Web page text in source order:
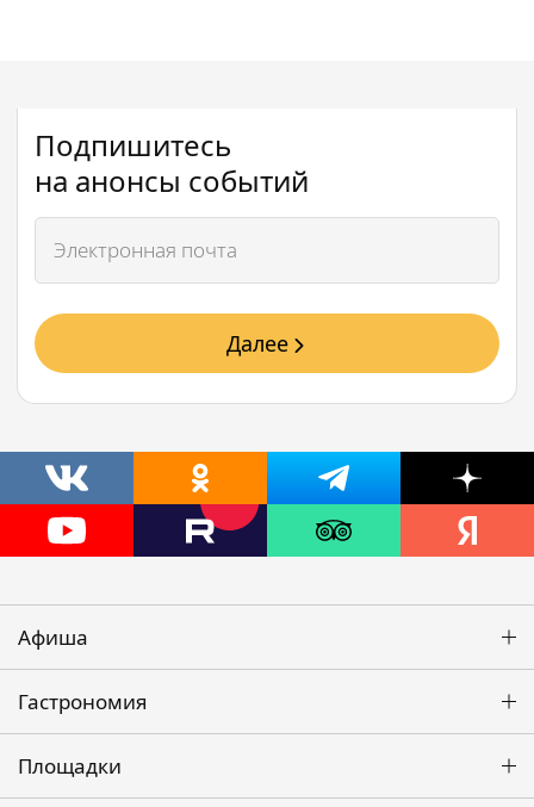
Подпишитесь
на анонсы событий
Далее
Афиша
Гастрономия
Площадки